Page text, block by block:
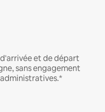
et de départ
sans engagement